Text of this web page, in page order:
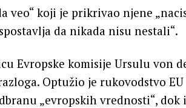
veo“ koji je prikrivao njene
da nikada nisu nestali“.
Evropske komisije Ursulu von
Optužio je rukovodstvo
„evropskih vrednosti“, dok